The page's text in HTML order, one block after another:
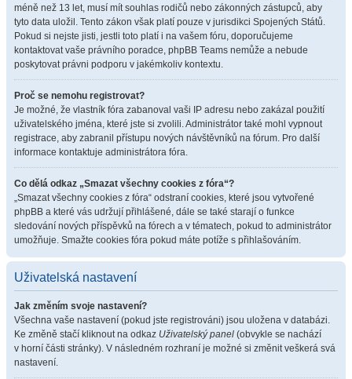
méně než 13 let, musí mít souhlas rodičů nebo zákonných zástupců, aby
tyto data uložil. Tento zákon však platí pouze v jurisdikci Spojených Států.
Pokud si nejste jisti, jestli toto platí i na vašem fóru, doporučujeme
kontaktovat vaše právního poradce, phpBB Teams nemůže a nebude
poskytovat právni podporu v jakémkoliv kontextu.
Proč se nemohu registrovat?
Je možné, že vlastník fóra zabanoval vaši IP adresu nebo zakázal použití
uživatelského jména, které jste si zvolili. Administrátor také mohl vypnout
registrace, aby zabranil přístupu nových návštěvníků na fórum. Pro další
informace kontaktuje administrátora fóra.
Co dělá odkaz „Smazat všechny cookies z fóra“?
„Smazat všechny cookies z fóra“ odstraní cookies, které jsou vytvořené
phpBB a které vás udržují přihlášené, dále se také starají o funkce
sledování nových příspěvků na fórech a v tématech, pokud to administrátor
umožňuje. Smažte cookies fóra pokud máte potíže s přihlašováním.
Uživatelská nastavení
Jak změním svoje nastavení?
Všechna vaše nastavení (pokud jste registrováni) jsou uložena v databázi.
Ke změně stačí kliknout na odkaz Uživatelský panel (obvykle se nachází
v horní části stránky). V následném rozhraní je možné si změnit veškerá svá
nastavení.